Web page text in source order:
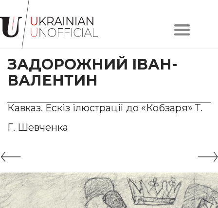
Головна
Про
проєкт
Художники
Твори
Колекції
Контакти
#LVIV
ЗАДОРОЖНИЙ ІВАН-
ВАЛЕНТИН
Кавказ. Ескіз ілюстрації до «Кобзаря» Т.
Г. Шевченка